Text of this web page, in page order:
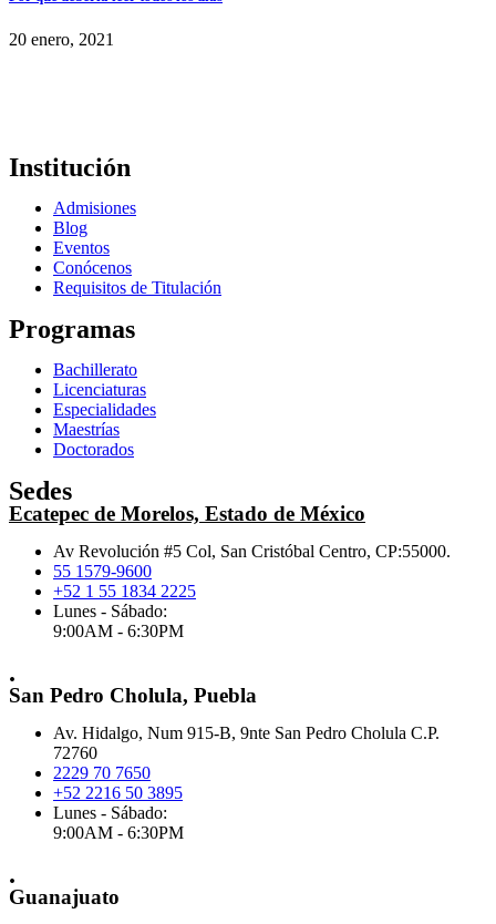
20 enero, 2021
Institución
Admisiones
Blog
Eventos
Conócenos
Requisitos de Titulación
Programas
Bachillerato
Licenciaturas
Especialidades
Maestrías
Doctorados
Sedes
Ecatepec de Morelos, Estado de México
Av Revolución #5 Col, San Cristóbal Centro, CP:55000.
55 1579-9600
+52 1 55 1834 2225
Lunes - Sábado:
9:00AM - 6:30PM
.
San Pedro Cholula, Puebla
Av. Hidalgo, Num 915-B, 9nte San Pedro Cholula C.P.
72760
2229 70 7650
+52 2216 50 3895
Lunes - Sábado:
9:00AM - 6:30PM
.
Guanajuato